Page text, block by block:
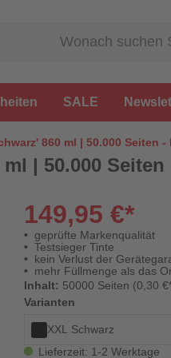
SALE
860 ml | 50.000 Seiten
| 50.000
149,95 €*
geprüfte Markenqualität
Testsieger Tinte
kein Verlust der
mehr Füllmenge als das
Inhalt: 50000 Seiten (0,30
Varianten
XXL Schwarz
Lieferzeit: 1-2 Werktage